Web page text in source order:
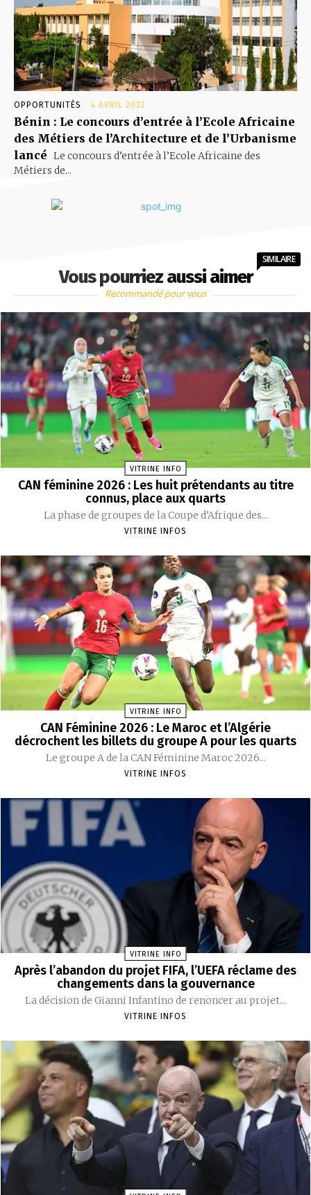
OPPORTUNITÉS 4 AVRIL 2022
Bénin : Le concours d’entrée à l’Ecole Africaine
des Métiers de l’Architecture et de l’Urbanisme
lancé Le concours d’entrée à l’Ecole Africaine des
Métiers de...
Vous pourriez aussi aimer
SIMILAIRE
Recommandé pour vous
VITRINE INFO
CAN féminine 2026 : Les huit prétendants au titre
connus, place aux quarts
La phase de groupes de la Coupe d’Afrique des...
VITRINE INFOS
VITRINE INFO
CAN Féminine 2026 : Le Maroc et l’Algérie
décrochent les billets du groupe A pour les quarts
Le groupe A de la CAN Féminine Maroc 2026...
VITRINE INFOS
VITRINE INFO
Après l’abandon du projet FIFA, l’UEFA réclame des
changements dans la gouvernance
La décision de Gianni Infantino de renoncer au projet...
VITRINE INFOS